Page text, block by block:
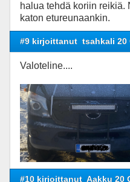
halua tehdä koriin reikiä.
katon etureunaankin.
#9 kirjoittanut tsahkali 20
Valoteline....
#10 kirjoittanut Aakku 20